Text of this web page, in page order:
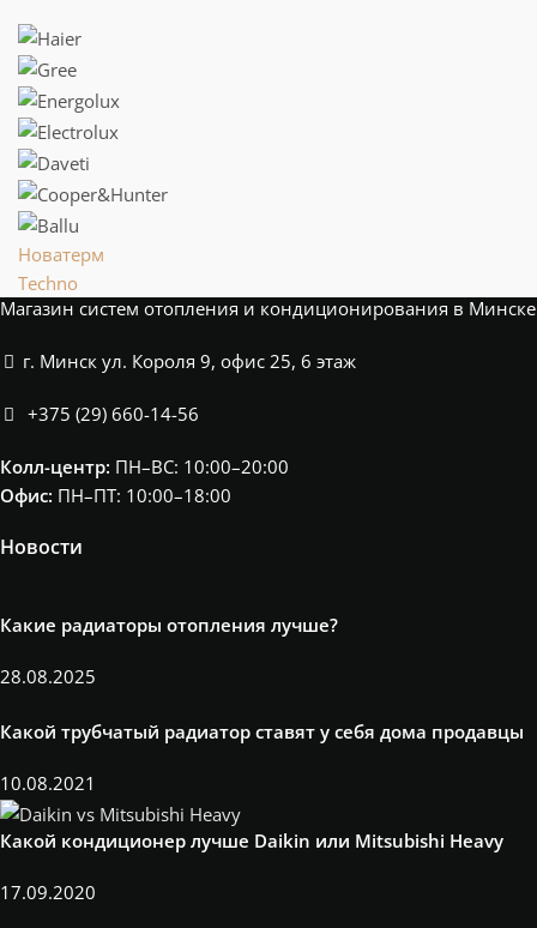
Новатерм
Techno
Магазин систем отопления и кондиционирования в Минске
г. Минск ул. Короля 9, офис 25, 6 этаж
+375 (29) 660-14-56
Колл-центр: ПН–ВС: 10:00–20:00​
Офис: ПН–ПТ: 10:00–18:00
Новости
Какие радиаторы отопления лучше?
28.08.2025
Какой трубчатый радиатор ставят у себя дома продавцы
10.08.2021
Какой кондиционер лучше Daikin или Mitsubishi Heavy
17.09.2020